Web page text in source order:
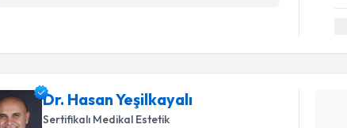
Dr. Hasan Yeşilkayalı
Sertifikalı Medikal Estetik